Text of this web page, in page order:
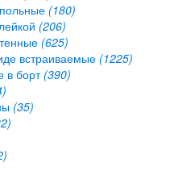
(180)
(206)
(625)
встраиваемые (1225)
в борт (390)
(35)